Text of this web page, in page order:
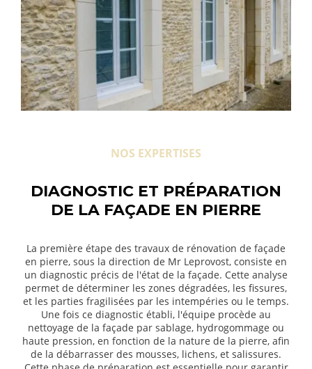
NOS EXPERTISES
DIAGNOSTIC ET PRÉPARATION
DE LA FAÇADE EN PIERRE
La première étape des travaux de rénovation de façade
en pierre, sous la direction de Mr Leprovost, consiste en
un diagnostic précis de l'état de la façade. Cette analyse
permet de déterminer les zones dégradées, les fissures,
et les parties fragilisées par les intempéries ou le temps.
Une fois ce diagnostic établi, l'équipe procède au
nettoyage de la façade par sablage, hydrogommage ou
haute pression, en fonction de la nature de la pierre, afin
de la débarrasser des mousses, lichens, et salissures.